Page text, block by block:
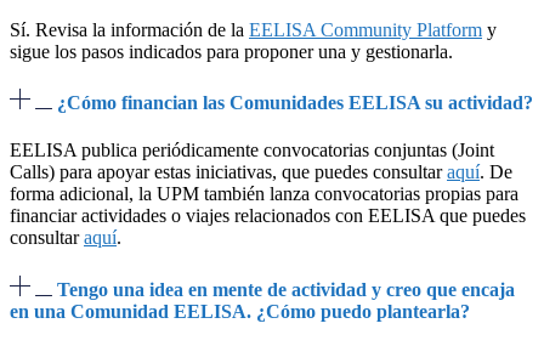
Sí. Revisa la información de la EELISA Community Platform y
sigue los pasos indicados para proponer una y gestionarla.
¿Cómo financian las Comunidades EELISA su actividad?
EELISA publica periódicamente convocatorias conjuntas (Joint
Calls) para apoyar estas iniciativas, que puedes consultaraquí. De
forma adicional, la UPM también lanza convocatorias propias para
financiar actividades o viajes relacionados con EELISA que puedes
consultaraquí.
Tengo una idea en mente de actividad y creo que encaja
en una Comunidad EELISA. ¿Cómo puedo plantearla?